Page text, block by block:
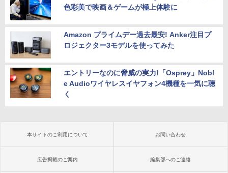
色彩美で映画＆ゲームが極上体験に
Amazon プライムデー過去最安! Anker注目プ
ロジェクター3モデルを使ってみた
エントリーなのに脅威の実力!「Osprey」Nobl
e Audioワイヤレスイヤフォン4機種を一気に聴
く
本サイトのご利用について お問い合わせ
広告掲載のご案内 編集部へのご連絡